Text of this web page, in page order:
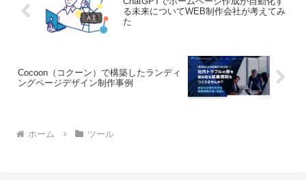
る未来についてWEB制作会社が考えてみ
た
Cocoon（コクーン）で構築したランディ
ングページデザイン制作事例
ホーム ツール